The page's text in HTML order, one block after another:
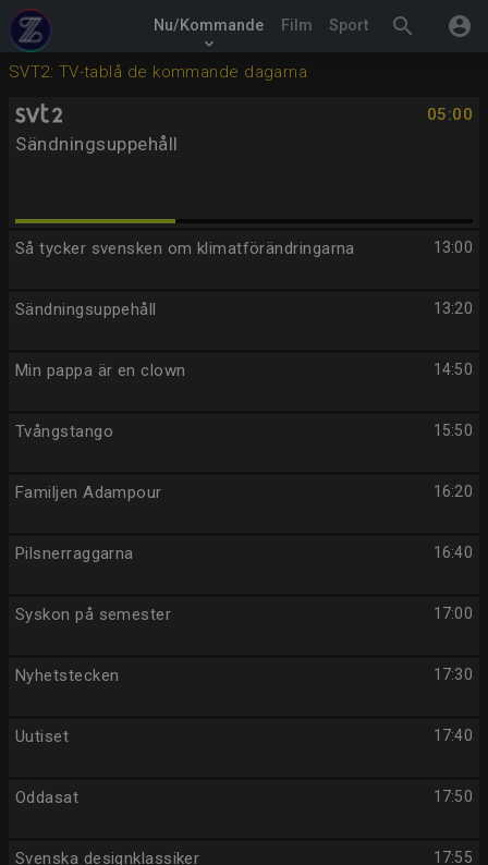
search account_circle
Nu/Kommande
keyboard_arrow_down
Film Sport
SVT2: TV-tablå de kommande dagarna
05:00
Sändningsuppehåll
13:00
Så tycker svensken om klimatförändringarna
13:20
Sändningsuppehåll
14:50
Min pappa är en clown
15:50
Tvångstango
16:20
Familjen Adampour
16:40
Pilsnerraggarna
17:00
Syskon på semester
17:30
Nyhetstecken
17:40
Uutiset
17:50
Oddasat
17:55
Svenska designklassiker